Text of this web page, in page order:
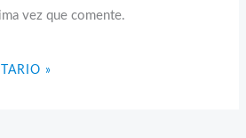
vez que comente.